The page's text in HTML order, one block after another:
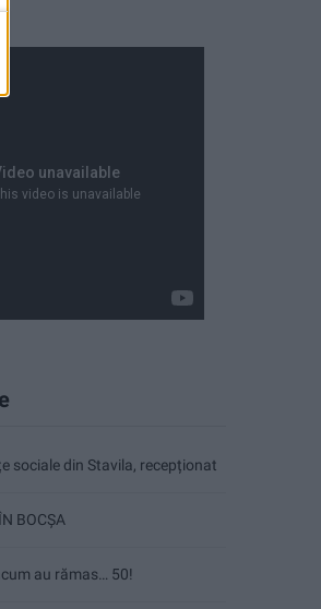
sociale din Stavila, recepționat
BOCȘA
au rămas… 50!